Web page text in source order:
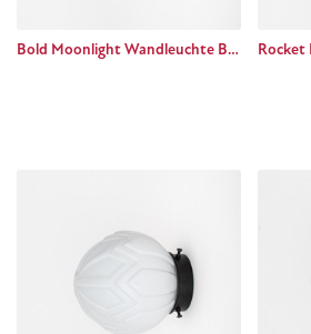
Bold Moonlight Wandleuchte Basic black